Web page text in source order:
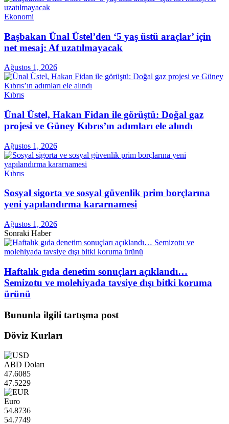
Ekonomi
Başbakan Ünal Üstel’den ‘5 yaş üstü araçlar’ için
net mesaj: Af uzatılmayacak
Ağustos 1, 2026
Kıbrıs
Ünal Üstel, Hakan Fidan ile görüştü: Doğal gaz
projesi ve Güney Kıbrıs’ın adımları ele alındı
Ağustos 1, 2026
Kıbrıs
Sosyal sigorta ve sosyal güvenlik prim borçlarına
yeni yapılandırma kararnamesi
Ağustos 1, 2026
Sonraki Haber
Haftalık gıda denetim sonuçları açıklandı…
Semizotu ve molehiyada tavsiye dışı bitki koruma
ürünü
Bununla ilgili tartışma post
Döviz Kurları
ABD Doları
47.6085
47.5229
Euro
54.8736
54.7749